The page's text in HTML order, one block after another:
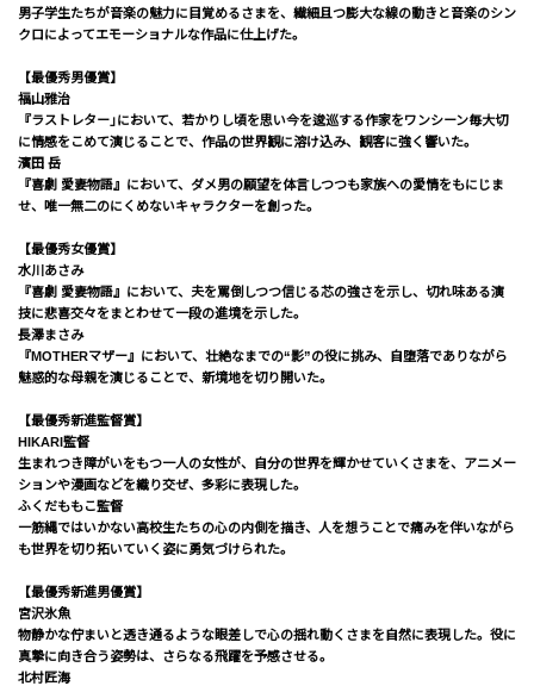
男子学生たちが音楽の魅力に目覚めるさまを、繊細且つ膨大な線の動きと音楽のシン
クロによってエモーショナルな作品に仕上げた。
【最優秀男優賞】
福山雅治
『ラストレター｣において、若かりし頃を思い今を逡巡する作家をワンシーン毎大切
に情感をこめて演じることで、作品の世界観に溶け込み、観客に強く響いた。
濱田 岳
『喜劇 愛妻物語』において、ダメ男の願望を体言しつつも家族への愛情をもにじま
せ、唯一無二のにくめないキャラクターを創った。
【最優秀女優賞】
水川あさみ
『喜劇 愛妻物語』において、夫を罵倒しつつ信じる芯の強さを示し、切れ味ある演
技に悲喜交々をまとわせて一段の進境を示した。
長澤まさみ
『MOTHERマザー』において、壮絶なまでの“影”の役に挑み、自堕落でありながら
魅惑的な母親を演じることで、新境地を切り開いた。
【最優秀新進監督賞】
HIKARI監督
生まれつき障がいをもつ一人の女性が、自分の世界を輝かせていくさまを、アニメー
ションや漫画などを織り交ぜ、多彩に表現した。
ふくだももこ監督
一筋縄ではいかない高校生たちの心の内側を描き、人を想うことで痛みを伴いながら
も世界を切り拓いていく姿に勇気づけられた。
【最優秀新進男優賞】
宮沢氷魚
物静かな佇まいと透き通るような眼差しで心の揺れ動くさまを自然に表現した。役に
真摯に向き合う姿勢は、さらなる飛躍を予感させる。
北村匠海